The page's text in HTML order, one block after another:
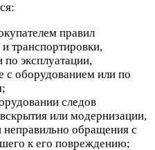
правил
транспортировки,
по эксплуатации,
с оборудованием или по
следов
или модернизации,
обращения с
к его повреждению;